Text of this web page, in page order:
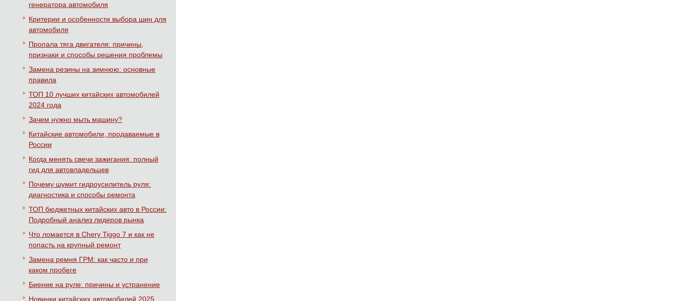
генератора автомобиля
Критерии и особенности выбора шин для
автомобиля
Пропала тяга двигателя: причины,
признаки и способы решения проблемы
Замена резины на зимнюю: основные
правила
ТОП 10 лучших китайских автомобилей
2024 года
Зачем нужно мыть машину?
Китайские автомобили, продаваемые в
России
Когда менять свечи зажигания: полный
гид для автовладельцев
Почему шумит гидроусилитель руля:
диагностика и способы ремонта
ТОП бюджетных китайских авто в России:
Подробный анализ лидеров рынка
Что ломается в Chery Tiggo 7 и как не
попасть на крупный ремонт
Замена ремня ГРМ: как часто и при
каком пробеге
Биение на руле: причины и устранение
Новинки китайских автомобилей 2025